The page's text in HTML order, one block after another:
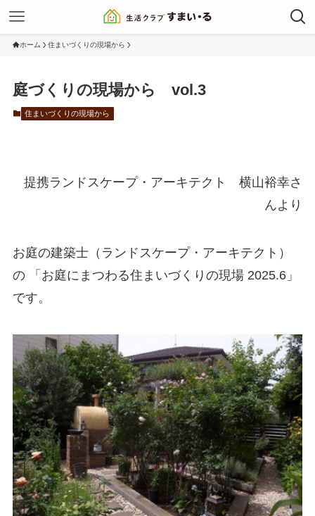
ホーム 住まいづくりの現場から
庭づくりの現場から vol.3
住まいづくりの現場から
提携ランドスケープ・アーキテクト 横山裕幸さ
んより
お庭の建築士（ランドスケープ・アーキテクト）
の 「お庭にまつわる住まいづくりの現場 2025.6」
です。